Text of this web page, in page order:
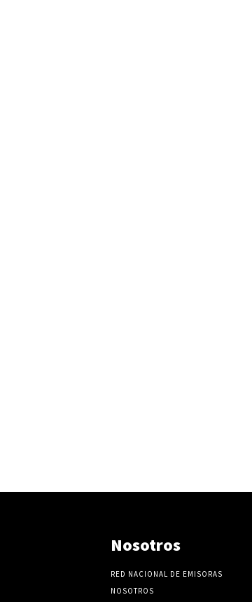
Nosotros
RED NACIONAL DE EMISORAS
NOSOTROS